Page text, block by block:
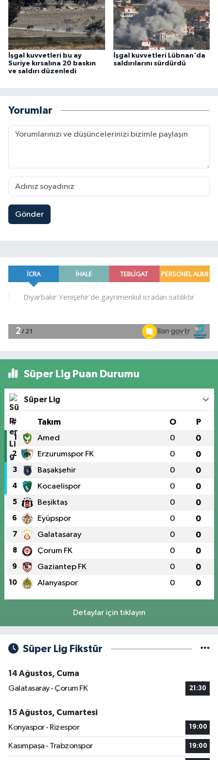
İşgal kuvvetleri bu ay
Suriye kırsalına 20 baskın
ve saldırı düzenledi
İşgal kuvvetleri Lübnan'da
saldırılarını sürdürdü
Yorumlar
Gönder
Süper Lig Puan Durumu
Süper Lig
# Takım O P
1 Amed 0 0
2 Erzurumspor FK 0 0
3 Başakşehir 0 0
4 Kocaelispor 0 0
5 Beşiktaş 0 0
6 Eyüpspor 0 0
7 Galatasaray 0 0
8 Çorum FK 0 0
9 Gaziantep FK 0 0
10 Alanyaspor 0 0
Detaylar için tıklayın
Süper Lig Fikstür
14 Ağustos, Cuma
Galatasaray - Çorum FK
21:30
15 Ağustos, Cumartesi
Konyaspor - Rizespor
19:00
Kasımpaşa - Trabzonspor 19:00